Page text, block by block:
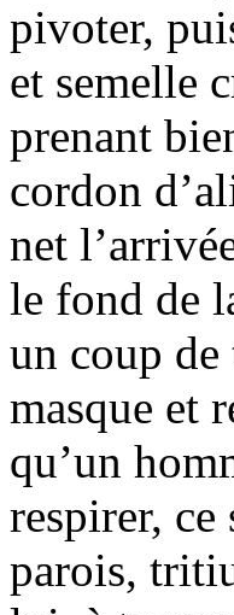
pivoter,
et semelle
prenant
cordon
net
le fond de
un coup de
masque et
qu’un
respirer, ce
parois,